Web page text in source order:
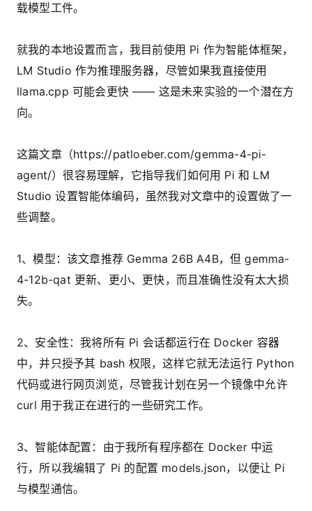
载模型工件。
就我的本地设置而言，我目前使用 Pi 作为智能体框架，
LM Studio 作为推理服务器，尽管如果我直接使用
llama.cpp 可能会更快 —— 这是未来实验的一个潜在方
向。
这篇文章（https://patloeber.com/gemma-4-pi-
agent/）很容易理解，它指导我们如何用 Pi 和 LM
Studio 设置智能体编码，虽然我对文章中的设置做了一
些调整。
1、模型：该文章推荐 Gemma 26B A4B，但 gemma-
4-12b-qat 更新、更小、更快，而且准确性没有太大损
失。
2、安全性：我将所有 Pi 会话都运行在 Docker 容器
中，并只授予其 bash 权限，这样它就无法运行 Python
代码或进行网页浏览，尽管我计划在另一个镜像中允许
curl 用于我正在进行的一些研究工作。
3、智能体配置：由于我所有程序都在 Docker 中运
行，所以我编辑了 Pi 的配置 models.json，以便让 Pi
与模型通信。